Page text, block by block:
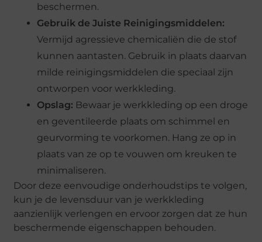
beschermen.
Gebruik de Juiste Reinigingsmiddelen:
Vermijd agressieve chemicaliën die de stof
kunnen aantasten. Gebruik in plaats daarvan
milde reinigingsmiddelen die speciaal zijn
ontworpen voor werkkleding.
Opslag: Bewaar je werkkleding op een droge
en geventileerde plaats om schimmel en
geurvorming te voorkomen. Hang ze op in
plaats van ze op te vouwen om kreuken te
minimaliseren.
Door deze eenvoudige onderhoudstips te volgen,
kun je de levensduur van je werkkleding
aanzienlijk verlengen en ervoor zorgen dat ze hun
beschermende eigenschappen behouden.